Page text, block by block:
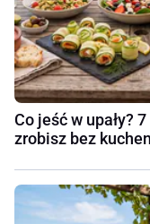
Co jeść w upały?
zrobisz bez